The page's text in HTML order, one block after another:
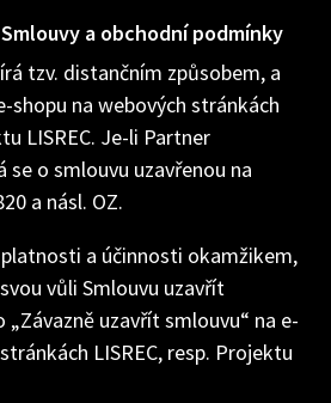
a obchodní podmínky
tzv. distančním způsobem, a
na webových stránkách
LISREC. Je-li Partner
o smlouvu uzavřenou na
a násl. OZ.
platnosti a účinnosti okamžikem,
vůli Smlouvu uzavřít
uzavřít smlouvu“ na e-
LISREC, resp. Projektu